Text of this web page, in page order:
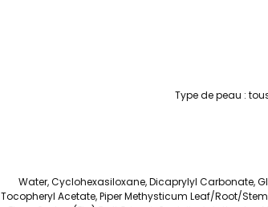
Type de peau :
Water, Cyclohexasiloxane, Dicaprylyl Carbonate,
Tocopheryl Acetate, Piper Methysticum Leaf/Root/